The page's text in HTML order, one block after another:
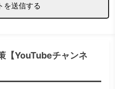
を送信する
【YouTubeチャンネ